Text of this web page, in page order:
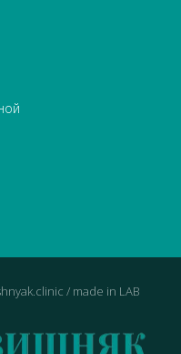
/ made in LAB